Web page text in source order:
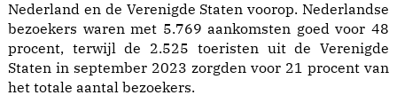
Nederland en de Verenigde Staten voorop. Nederlandse
bezoekers waren met 5.769 aankomsten goed voor 48
procent, terwijl de 2.525 toeristen uit de Verenigde
Staten in september 2023 zorgden voor 21 procent van
het totale aantal bezoekers.